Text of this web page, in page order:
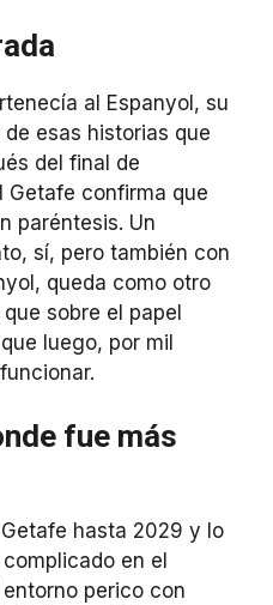
al Espanyol, su
esas historias que
del final de
Getafe confirma que
paréntesis. Un
sí, pero también con
queda como otro
sobre el papel
luego, por mil
fue más
hasta 2029 y lo
en el
perico con